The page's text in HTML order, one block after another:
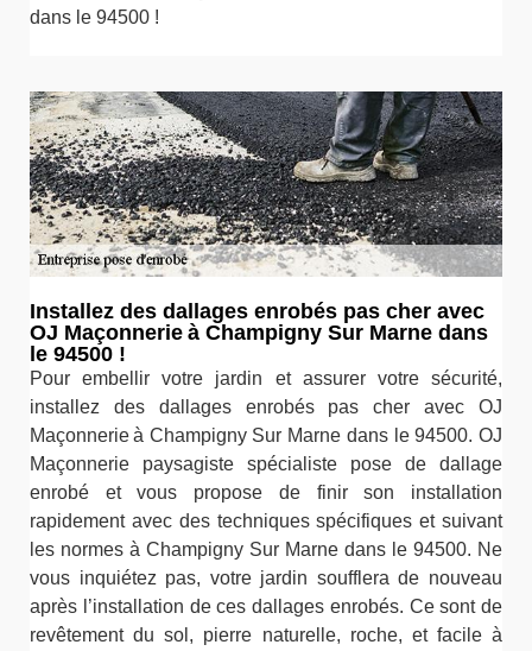
dans le 94500 !
Installez des dallages enrobés pas cher avec
OJ Maçonnerie à Champigny Sur Marne dans
le 94500 !
Pour embellir votre jardin et assurer votre sécurité,
installez des dallages enrobés pas cher avec OJ
Maçonnerie à Champigny Sur Marne dans le 94500. OJ
Maçonnerie paysagiste spécialiste pose de dallage
enrobé et vous propose de finir son installation
rapidement avec des techniques spécifiques et suivant
les normes à Champigny Sur Marne dans le 94500. Ne
vous inquiétez pas, votre jardin soufflera de nouveau
après l’installation de ces dallages enrobés. Ce sont de
revêtement du sol, pierre naturelle, roche, et facile à